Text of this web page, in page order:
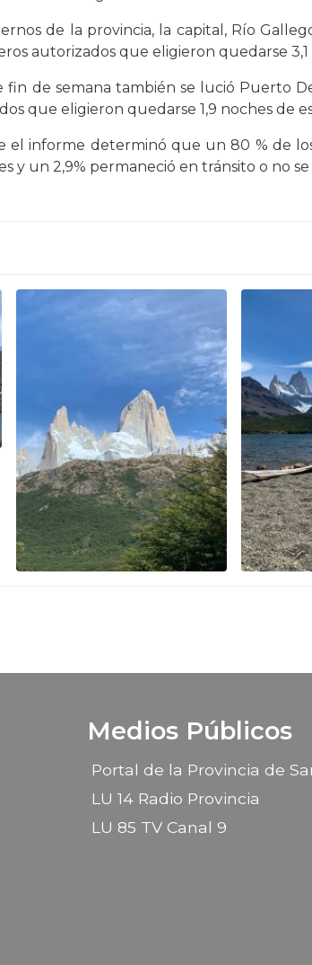
de la provincia, la capital, Río
autorizados que eligieron quedarse
fin de semana también se lució Puerto
que eligieron quedarse 1,9 noches de
el informe determinó que un 80 % de
y un 2,9% permaneció en tránsito o no se
Medios Públicos
Portal de la Provincia de
LU 14 Radio Provincia
LU 85 TV Canal 9